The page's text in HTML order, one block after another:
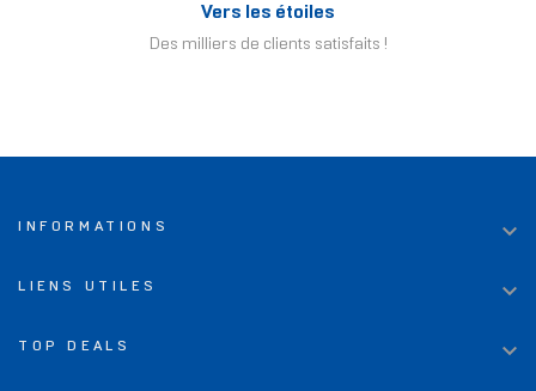
Vers les étoiles
Des milliers de clients satisfaits !
INFORMATIONS 
LIENS UTILES 
TOP DEALS 